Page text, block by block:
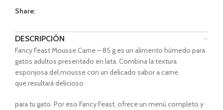
Share:
DESCRIPCIÓN
Fancy Feast Mousse Carne – 85 g es un alimento húmedo para
gatos adultos presentado en lata. Combina la textura
esponjosa del mousse con un delicado sabor a carne
que resultará delicioso
para tu gato. Por eso Fancy Feast, ofrece un menú completo y